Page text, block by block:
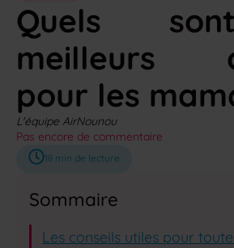
Quels
meilleurs
pour les
L'équipe AirNounou
Pas encore de commentaire
18 min de lecture
Sommaire
Les conseils utiles pour